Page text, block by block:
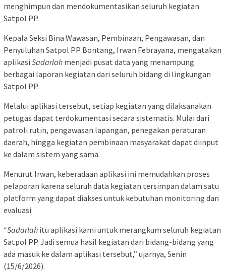
menghimpun dan mendokumentasikan seluruh kegiatan
Satpol PP.
Kepala Seksi Bina Wawasan, Pembinaan, Pengawasan, dan
Penyuluhan Satpol PP Bontang, Irwan Febrayana, mengatakan
aplikasi Sadarlah menjadi pusat data yang menampung
berbagai laporan kegiatan dari seluruh bidang di lingkungan
Satpol PP.
Melalui aplikasi tersebut, setiap kegiatan yang dilaksanakan
petugas dapat terdokumentasi secara sistematis. Mulai dari
patroli rutin, pengawasan lapangan, penegakan peraturan
daerah, hingga kegiatan pembinaan masyarakat dapat diinput
ke dalam sistem yang sama.
Menurut Irwan, keberadaan aplikasi ini memudahkan proses
pelaporan karena seluruh data kegiatan tersimpan dalam satu
platform yang dapat diakses untuk kebutuhan monitoring dan
evaluasi.
“Sadarlah itu aplikasi kami untuk merangkum seluruh kegiatan
Satpol PP. Jadi semua hasil kegiatan dari bidang-bidang yang
ada masuk ke dalam aplikasi tersebut,” ujarnya, Senin
(15/6/2026).